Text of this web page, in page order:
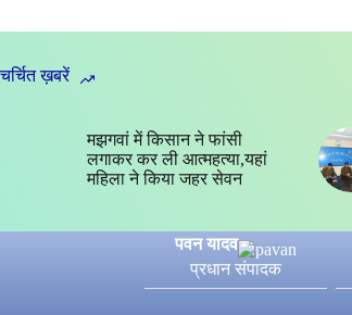
चर्चित ख़बरें
मझगवां में किसान ने फांसी
लगाकर कर ली आत्महत्या,यहां
महिला ने किया जहर सेवन
पवन यादव
प्रधान संपादक